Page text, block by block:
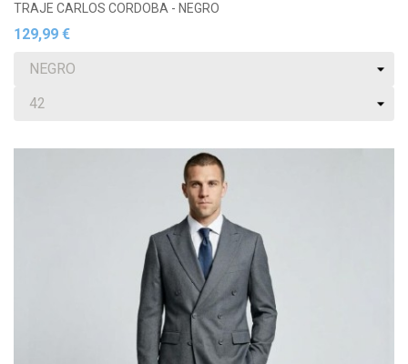
TRAJE CARLOS CORDOBA - NEGRO
129,99 €